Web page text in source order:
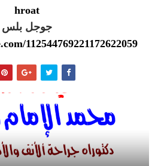
hroat
جوجل بلس
112544769221172622059